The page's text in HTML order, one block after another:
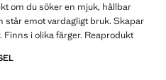
om du söker en mjuk, hållbar
emot vardagligt bruk. Skapar
i olika färger. Reaprodukt